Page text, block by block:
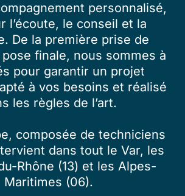
personnalisé,
l’écoute, le conseil et la
De la première prise de
finale, nous sommes à
pour garantir un projet
à vos besoins et réalisé
les règles de l’art.
composée de techniciens
dans tout le Var, les
Rhône (13) et les Alpes-
Maritimes (06).